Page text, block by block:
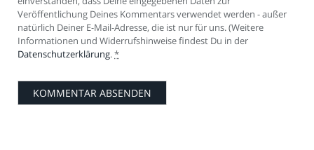
Veröffentlichung Deines Kommentars verwendet werden - außer
natürlich Deiner E-Mail-Adresse, die ist nur für uns. (Weitere
Informationen und Widerrufshinweise findest Du in der
Datenschutzerklärung.*